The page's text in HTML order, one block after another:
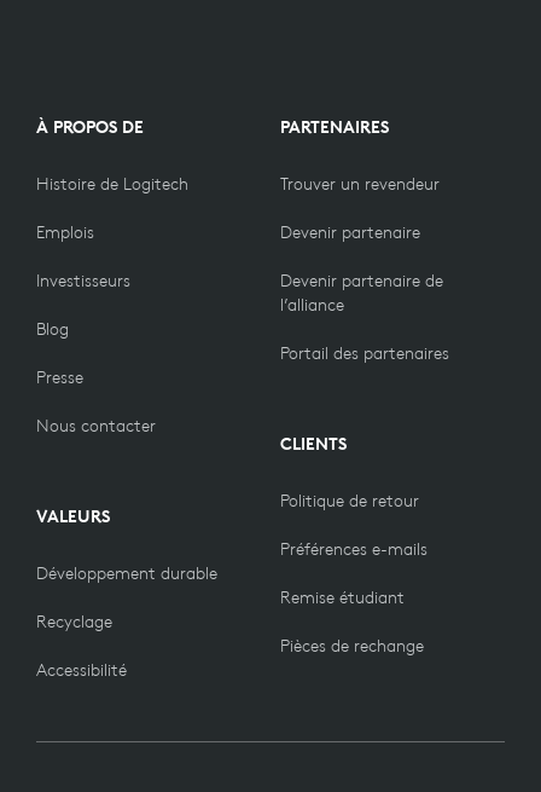
À PROPOS DE
Histoire de Logitech
Emplois
Investisseurs
Blog
Presse
Nous contacter
VALEURS
Développement durable
Recyclage
Accessibilité
PARTENAIRES
Trouver un revendeur
Devenir partenaire
Devenir partenaire de
l’alliance
Portail des partenaires
CLIENTS
Politique de retour
Préférences e-mails
Remise étudiant
Pièces de rechange